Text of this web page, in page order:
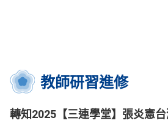
教師研習進修
轉知2025【三連學堂】張炎憲